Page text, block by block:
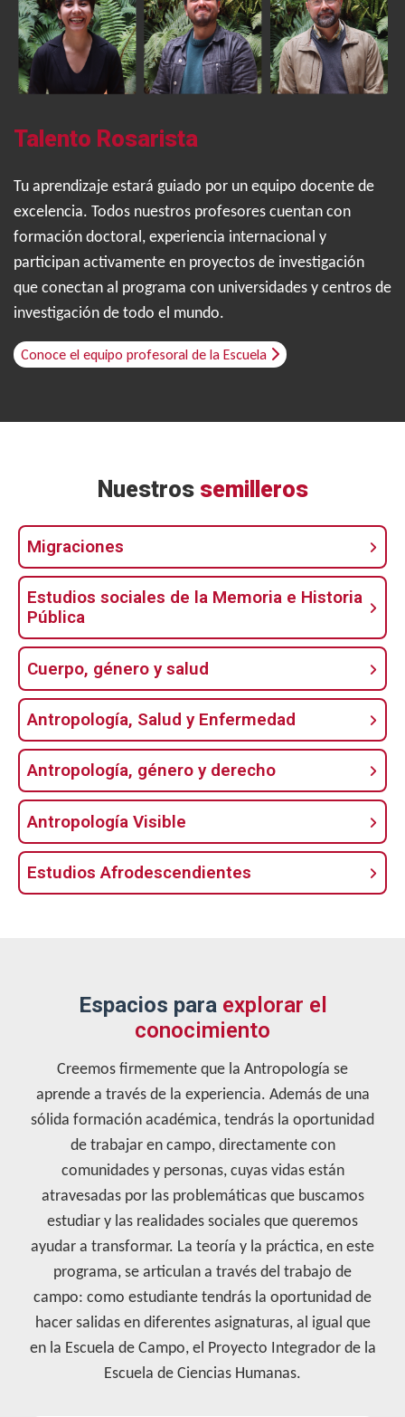
Talento Rosarista
Tu aprendizaje estará guiado por un equipo docente de
excelencia. Todos nuestros profesores cuentan con
formación doctoral, experiencia internacional y
participan activamente en proyectos de investigación
que conectan al programa con universidades y centros de
investigación de todo el mundo.
Conoce el equipo profesoral de la Escuela
Nuestros semilleros
Migraciones
Estudios sociales de la Memoria e Historia
Pública
Cuerpo, género y salud
Antropología, Salud y Enfermedad
Antropología, género y derecho
Antropología Visible
Estudios Afrodescendientes
Espacios paraexplorar el
conocimiento
Creemos firmemente que la Antropología se
aprende a través de la experiencia. Además de una
sólida formación académica, tendrás la oportunidad
de trabajar en campo, directamente con
comunidades y personas, cuyas vidas están
atravesadas por las problemáticas que buscamos
estudiar y las realidades sociales que queremos
ayudar a transformar. La teoría y la práctica, en este
programa, se articulan a través del trabajo de
campo: como estudiante tendrás la oportunidad de
hacer salidas en diferentes asignaturas, al igual que
en la Escuela de Campo, el Proyecto Integrador de la
Escuela de Ciencias Humanas.